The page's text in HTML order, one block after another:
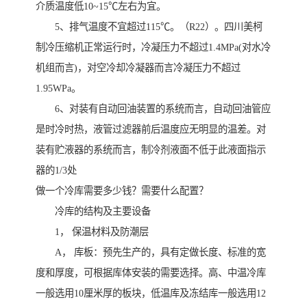
介质温度低10~15℃左右为宜。
5、排气温度不宜超过115℃。（R22）。四川美柯
制冷压缩机正常运行时，冷凝压力不超过1.4MPa(对水冷
机组而言)，对空冷却冷凝器而言冷凝压力不超过
1.95WPa。
6、对装有自动回油装置的系统而言，自动回油管应
是时冷时热，液管过滤器前后温度应无明显的温差。对
装有贮液器的系统而言，制冷剂液面不低于此液面指示
器的1/3处
做一个冷库需要多少钱？需要什么配置？
冷库的结构及主要设备
1， 保温材料及防潮层
A， 库板：预先生产的，具有定做长度、标准的宽
度和厚度，可根据库体安装的需要选择。高、中温冷库
一般选用10厘米厚的板块，低温库及冻结库一般选用12